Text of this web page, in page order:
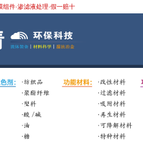
组件·渗滤液处理·假一赔十